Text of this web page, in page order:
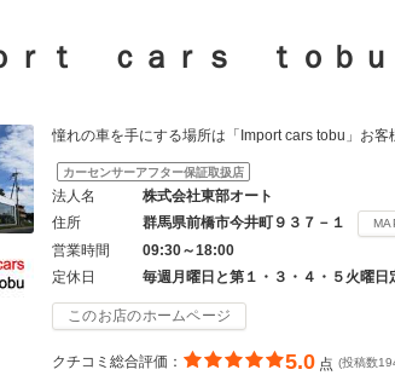
ｒｔ ｃａｒｓ ｔｏｂ
憧れの車を手にする場所は「Import cars tobu」お
カーセンサーアフター保証取扱店
法人名
株式会社東部オート
住所
群馬県前橋市今井町９３７－１
営業時間
09:30～18:00
定休日
毎週月曜日と第１・３・４・５火曜
このお店のホームページ
クチコミ総合評価： 5.0 点 (投稿数